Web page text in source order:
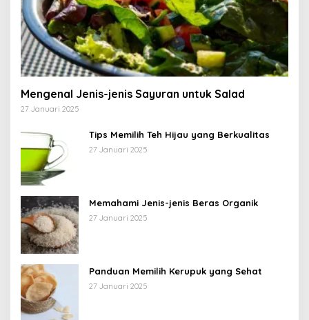
Mengenal Jenis-jenis Sayuran untuk Salad
27 Januari 2025
Tips Memilih Teh Hijau yang Berkualitas
27 Januari 2025
Memahami Jenis-jenis Beras Organik
27 Januari 2025
Panduan Memilih Kerupuk yang Sehat
27 Januari 2025